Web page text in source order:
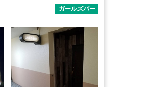
ガールズバー